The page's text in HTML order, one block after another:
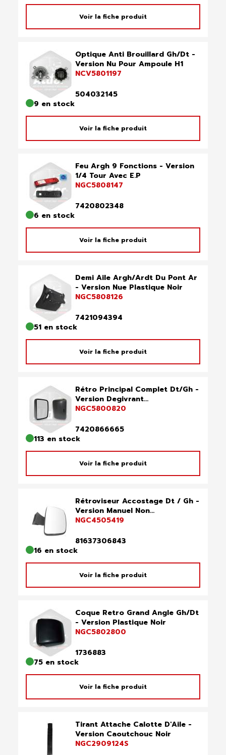
Voir la fiche produit
Optique Anti Brouillard Gh/Dt -
Version Nu Pour Ampoule H1
NCV5801197
504032145
9 en stock
Voir la fiche produit
Feu Argh 9 Fonctions - Version
1/4 Tour Avec E.P
NGC5808147
7420802348
6 en stock
Voir la fiche produit
Demi Aile Argh/Ardt Du Pont Ar
- Version Nue Plastique Noir
NGC5808126
7421094394
51 en stock
Voir la fiche produit
Rétro Principal Complet Dt/Gh -
Version Degivrant...
NGC5800820
7420866665
113 en stock
Voir la fiche produit
Rétroviseur Accostage Dt / Gh -
Version Manuel Non...
NGC4505419
81637306843
16 en stock
Voir la fiche produit
Coque Retro Grand Angle Gh/Dt
- Version Plastique Noir
NGC5802800
1736883
75 en stock
Voir la fiche produit
Tirant Attache Calotte D'Aile -
Version Caoutchouc Noir
NGC2909124S